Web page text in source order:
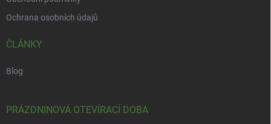
Ochrana osobních údajů
ČLÁNKY
Blog
PRÁZDNINOVÁ OTEVÍRACÍ DOBA